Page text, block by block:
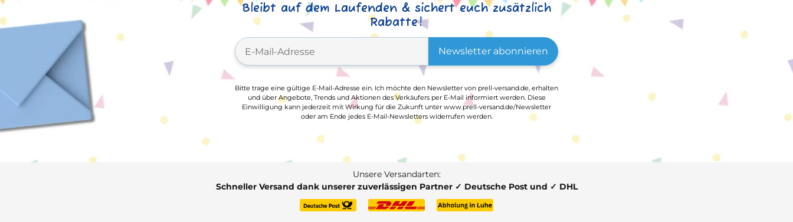
Bleibt auf dem Laufenden & sichert euch zusätzlich
Rabatte!
Newsletter abonnieren
Bitte trage eine gültige E-Mail-Adresse ein. Ich möchte den Newsletter von prell-versand.de, erhalten
und über Angebote, Trends und Aktionen des Verkäufers per E-Mail informiert werden. Diese
Einwilligung kann jederzeit mit Wirkung für die Zukunft unter www.prell-versand.de/Newsletter
oder am Ende jedes E-Mail-Newsletters widerrufen werden.
Unsere Versandarten:
Schneller Versand dank unserer zuverlässigen Partner ✓ Deutsche Post und ✓ DHL